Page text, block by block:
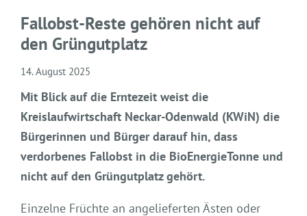
Fallobst-Reste gehören nicht auf
den Grüngutplatz
14. August 2025
Mit Blick auf die Erntezeit weist die
Kreislaufwirtschaft Neckar-Odenwald (KWiN) die
Bürgerinnen und Bürger darauf hin, dass
verdorbenes Fallobst in die BioEnergieTonne und
nicht auf den Grüngutplatz gehört.
Einzelne Früchte an angelieferten Ästen oder